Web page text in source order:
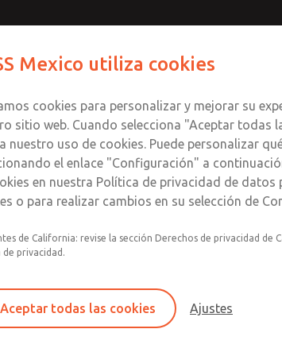
Filtro y regulador integrados en
lubricador con indicador visual.
Recipiente de plástico de
acero contra roturas, recipiente
transparente o recipiente
Enviar
Mexico utiliza cookies
cookies para personalizar y mejorar su
sitio web. Cuando selecciona "Aceptar todas
nuestro uso de cookies. Puede personalizar
el enlace "Configuración" a
en nuestra Política de privacidad de datos
o para realizar cambios en su selección de
de California: revise la sección Derechos de privacidad de
de privacidad.
Aceptar todas las cookies Ajustes